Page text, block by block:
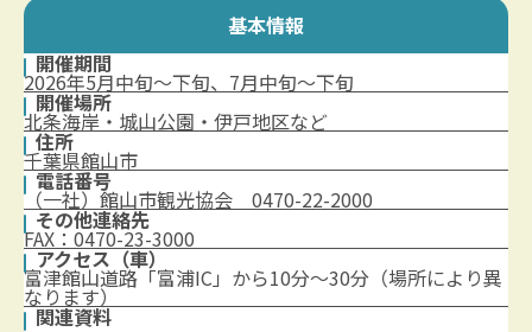
基本情報
開催期間
2026年5月中旬～下旬、7月中旬～下旬
開催場所
北条海岸・城山公園・伊戸地区など
住所
千葉県館山市
電話番号
（一社）館山市観光協会 0470-22-2000
その他連絡先
FAX：0470-23-3000
アクセス（車）
富津館山道路「富浦IC」から10分～30分（場所により異
なります）
関連資料